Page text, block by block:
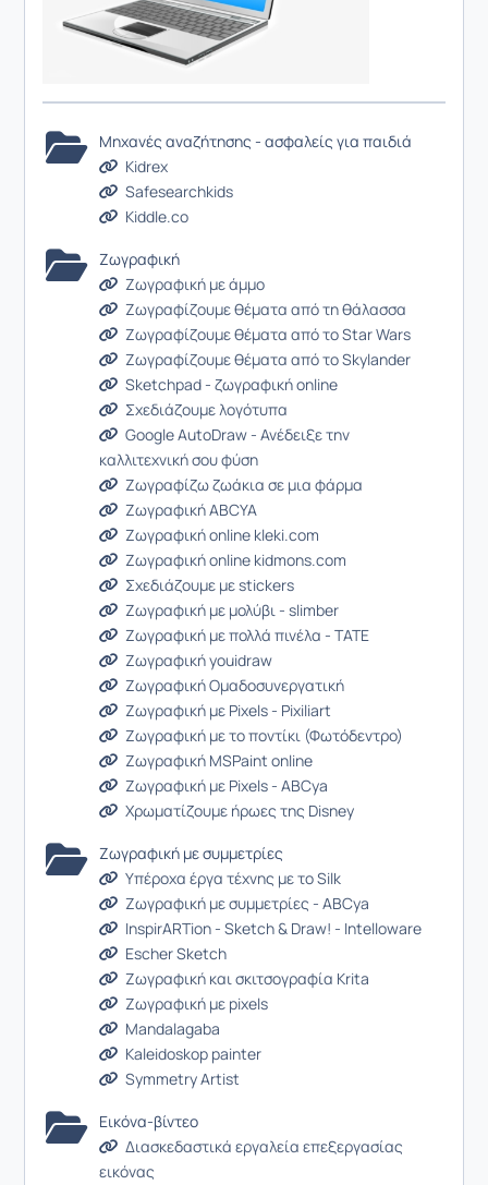
Μηχανές αναζήτησης - ασφαλείς για παιδιά
Kidrex
Safesearchkids
Kiddle.co
Ζωγραφική
Ζωγραφική με άμμο
Ζωγραφίζουμε θέματα από τη θάλασσα
Ζωγραφίζουμε θέματα από το Star Wars
Ζωγραφίζουμε θέματα από το Skylander
Sketchpad - ζωγραφική online
Σχεδιάζουμε λογότυπα
Google AutoDraw - Ανέδειξε την
καλλιτεχνική σου φύση
Ζωγραφίζω ζωάκια σε μια φάρμα
Ζωγραφική ABCYA
Ζωγραφική online kleki.com
Ζωγραφική online kidmons.com
Σχεδιάζουμε με stickers
Ζωγραφική με μολύβι - slimber
Ζωγραφική με πολλά πινέλα - TATE
Ζωγραφική youidraw
Ζωγραφική Ομαδοσυνεργατική
Ζωγραφική με Pixels - Pixiliart
Ζωγραφική με το ποντίκι (Φωτόδεντρο)
Ζωγραφική MSPaint online
Ζωγραφική με Pixels - ABCya
Χρωματίζουμε ήρωες της Disney
Ζωγραφική με συμμετρίες
Υπέροχα έργα τέχνης με το Silk
Ζωγραφική με συμμετρίες - ABCya
InspirARTion - Sketch & Draw! - Intelloware
Escher Sketch
Ζωγραφική και σκιτσογραφία Krita
Ζωγραφική με pixels
Mandalagaba
Κaleidoskop painter
Symmetry Artist
Εικόνα-βίντεο
Διασκεδαστικά εργαλεία επεξεργασίας
εικόνας